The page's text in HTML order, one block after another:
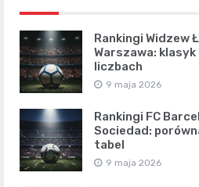
Rankingi Widzew
Warszawa:
liczbach
9 maja 2026
Rankingi FC
Sociedad:
tabel
9 maja 2026